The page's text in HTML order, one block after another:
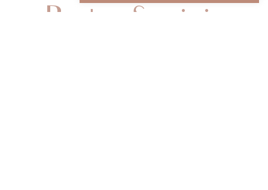
Redes Sociais